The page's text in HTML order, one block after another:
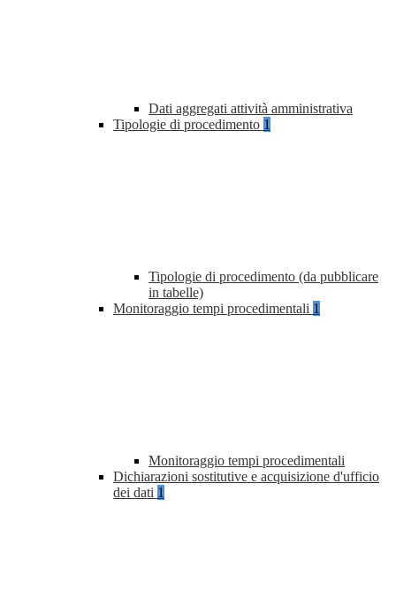
Dati aggregati attività amministrativa
Tipologie di procedimento 1
Tipologie di procedimento (da pubblicare
in tabelle)
Monitoraggio tempi procedimentali 1
Monitoraggio tempi procedimentali
Dichiarazioni sostitutive e acquisizione d'ufficio
dei dati 1